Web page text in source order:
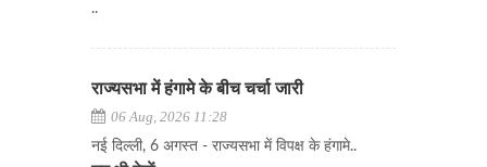
..
राज्यसभा में हंगामे के बीच चर्चा जारी
06 Aug, 2026 11:28
नई दिल्ली, 6 अगस्त - राज्यसभा में विपक्ष के हंगामे..